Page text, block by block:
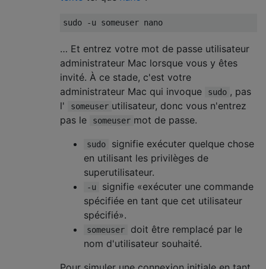
sudo -u someuser nano
… Et entrez votre mot de passe utilisateur
administrateur Mac lorsque vous y êtes
invité. À ce stade, c'est votre
administrateur Mac qui invoque
sudo , pas
l'
someuser utilisateur, donc vous n'entrez
pas le
someuser mot de passe.
sudo
signifie exécuter quelque chose
en utilisant les privilèges de
superutilisateur.
-u
signifie «exécuter une commande
spécifiée en tant que cet utilisateur
spécifié».
someuser
doit être remplacé par le
nom d'utilisateur souhaité.